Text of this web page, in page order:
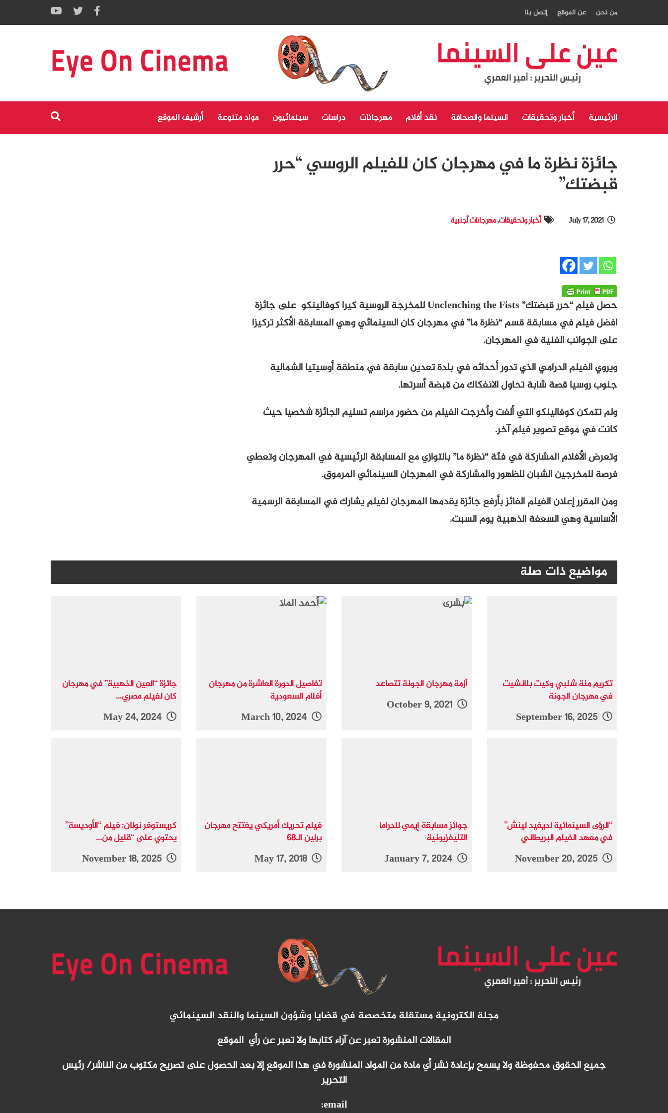
من نحن عن الموقع إتصل بنا
الرئيسية أخبار وتحقيقات السينما والصحافة نقد أفلام مهرجانات دراسات سينمائيون مواد متنوعة أرشيف الموقع
جائزة نظرة ما في مهرجان كان للفيلم الروسي “حرر
قبضتك”
July 17, 2021 أخبار وتحقيقات,مهرجانات أجنبية
حصل فيلم “حرر قبضتك” Unclenching the Fists للمخرجة الروسية كيرا كوفالينكو على جائزة
افضل فيلم في مسابقة قسم “نظرة ما” في مهرجان كان السينمائي وهي المسابقة الأكثر تركيزا
على الجوانب الفنية في المهرجان.
ويروي الفيلم الدرامي الذي تدور أحداثه في بلدة تعدين سابقة في منطقة أوسيتيا الشمالية
جنوب روسيا قصة شابة تحاول الانفكاك من قبضة أسرتها.
ولم تتمكن كوفالينكو التي ألفت وأخرجت الفيلم من حضور مراسم تسليم الجائزة شخصيا حيث
كانت في موقع تصوير فيلم آخر.
وتعرض الأفلام المشاركة في فئة “نظرة ما” بالتوازي مع المسابقة الرئيسية في المهرجان وتعطي
فرصة للمخرجين الشبان للظهور والمشاركة في المهرجان السينمائي المرموق.
ومن المقرر إعلان الفيلم الفائز بأرفع جائزة يقدمها المهرجان لفيلم يشارك في المسابقة الرسمية
الأساسية وهي السعفة الذهبية يوم السبت.
مواضيع ذات صلة
تكريم منة شلبي وكيت بلانشيت
في مهرجان الجونة
أزمة مهرجان الجونة تتصاعد
October 9, 2021
تفاصيل الدورة العاشرة من مهرجان
أفلام السعودية
جائزة “العين الذهبية” في مهرجان
كان لفيلم مصري...
May 24, 2024
“الرؤى السينمائية لديفيد لينش”
في معهد الفيلم البريطاني
جوائز مسابقة إيمي للدراما
التليفزيونية
January 7, 2024
فيلم تحريك أمريكي يفتتح مهرجان
برلين الـ68
May 17, 2018
كريستوفر نولان: فيلم “الأوديسة”
يحتوي على “قليل من...
November 18, 2025
مجلة الكترونية مستقلة متخصصة في قضايا وشؤون السينما والنقد السينمائي
المقالات المنشورة تعبر عن آراء كتابها ولا تعبر عن رأي الموقع
جميع الحقوق محفوظة ولا يسمح بإعادة نشر أي مادة من المواد المنشورة في هذا الموقع إلا بعد الحصول على تصريح مكتوب من الناشر/ رئيس
التحرير
email: